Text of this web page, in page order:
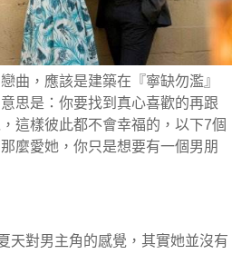
曲，應該是建築在『寧缺勿濫』
思是：你要找到真心喜歡的再跟
這樣彼此都不會幸福的，以下7個
麼愛她，你只是想要有一個男朋
天對男主角的感覺，其實她並沒有